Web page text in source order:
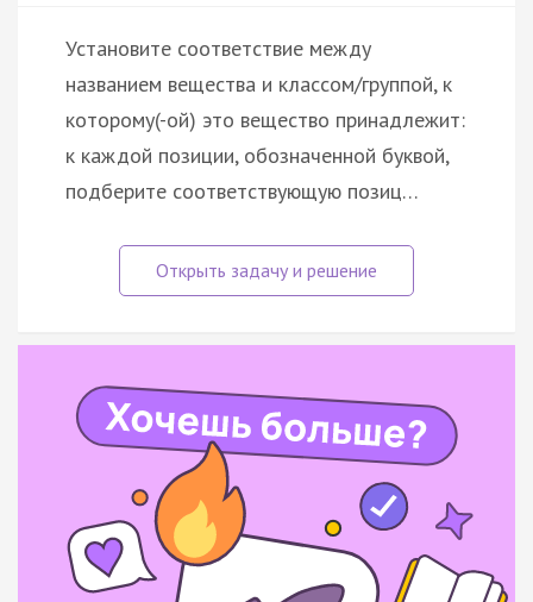
Установите соответствие между
названием вещества и классом/группой, к
которому(-ой) это вещество принадлежит:
к каждой позиции, обозначенной буквой,
подберите соответствующую позиц…